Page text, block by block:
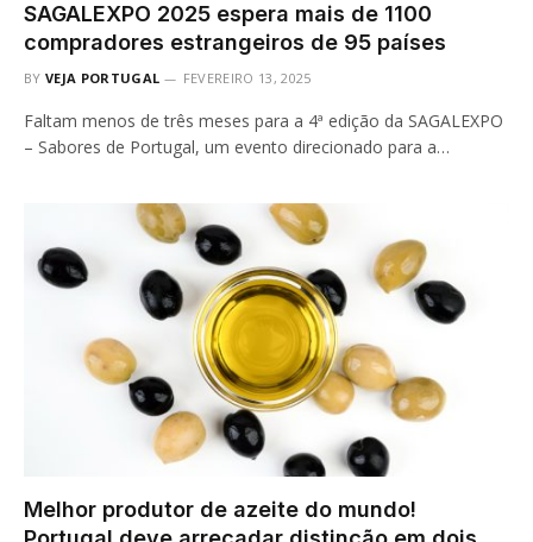
SAGALEXPO 2025 espera mais de 1100
compradores estrangeiros de 95 países
BY VEJA PORTUGAL FEVEREIRO 13, 2025
Faltam menos de três meses para a 4ª edição da SAGALEXPO
– Sabores de Portugal, um evento direcionado para a…
Melhor produtor de azeite do mundo!